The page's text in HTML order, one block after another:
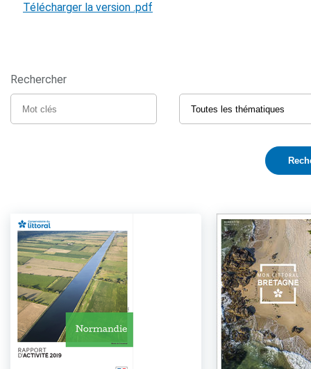
Télécharger la version .pdf
Rechercher